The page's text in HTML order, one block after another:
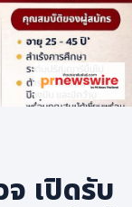
จ เปิดรับ